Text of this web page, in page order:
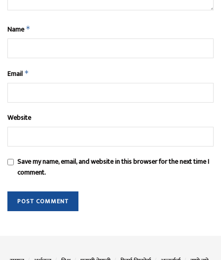
Name*
Email *
Website
Save my name, email, and website in this browser for the next time I
comment.